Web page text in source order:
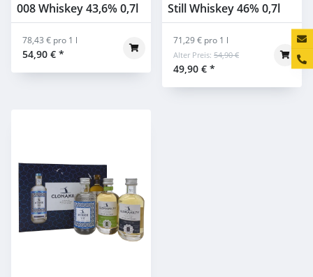
008 Whiskey 43,6% 0,7l
54,90 € *
78,43 € pro 1 l
Still Whiskey 46% 0,7l
49,90 € *
71,29 € pro 1 l
Alter Preis: 54,90 €